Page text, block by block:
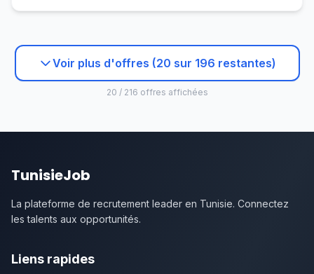
Voir plus d'offres (20 sur 196 restantes)
20 / 216 offres affichées
TunisieJob
La plateforme de recrutement leader en Tunisie. Connectez
les talents aux opportunités.
Liens rapides